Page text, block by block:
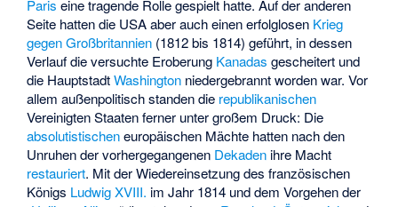
Paris eine tragende Rolle gespielt hatte. Auf der anderen
Seite hatten die USA aber auch einen erfolglosen Krieg
gegen Großbritannien (1812 bis 1814) geführt, in dessen
Verlauf die versuchte Eroberung Kanadas gescheitert und
die HauptstadtWashington niedergebrannt worden war. Vor
allem außenpolitisch standen die republikanischen
Vereinigten Staaten ferner unter großem Druck: Die
absolutistischeneuropäischen Mächte hatten nach den
Unruhen der vorhergegangenen Dekaden ihre Macht
restauriert. Mit der Wiedereinsetzung des französischen
Königs Ludwig XVIII. im Jahr 1814 und dem Vorgehen der